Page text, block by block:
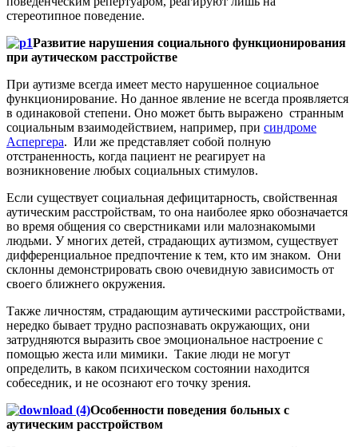
стереотипное поведение.
Развитие нарушения социального функционирования
при аутическом расстройстве
При аутизме всегда имеет место нарушенное социальное
функционирование. Но данное явление не всегда проявляется
в одинаковой степени. Оно может быть выражено странным
социальным взаимодействием, например, при синдроме
Аспергера. Или же представляет собой полную
отстраненность, когда пациент не реагирует на
возникновение любых социальных стимулов.
Если существует социальная дефицитарность, свойственная
аутическим расстройствам, то она наиболее ярко обозначается
во время общения со сверстниками или малознакомыми
людьми. У многих детей, страдающих аутизмом, существует
дифференциальное предпочтение к тем, кто им знаком. Они
склонны демонстрировать свою очевидную зависимость от
своего ближнего окружения.
Также личностям, страдающим аутическими расстройствами,
нередко бывает трудно распознавать окружающих, они
затрудняются выразить свое эмоциональное настроение с
помощью жеста или мимики. Такие люди не могут
определить, в каком психическом состоянии находится
собеседник, и не осознают его точку зрения.
Особенности поведения больных с
аутическим расстройством